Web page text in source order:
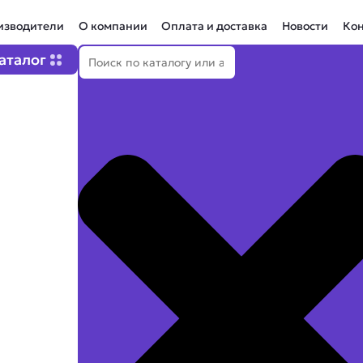
О компании Оплата и доставка Новости
Поиск
Open Каталог